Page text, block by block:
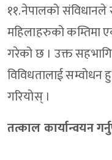
११.नेपालको संविधानले
महिलाहरुको कम्तिमा
गरेको छ । उक्त
विविधतालाई सम्वोधन
गरियोस् ।
तत्काल कार्यान्वयन